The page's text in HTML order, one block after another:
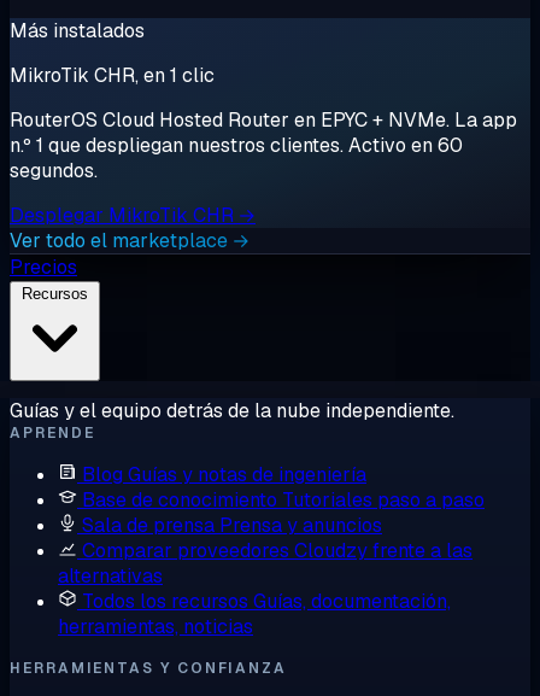
Más instalados
MikroTik CHR, en 1 clic
RouterOS Cloud Hosted Router en EPYC + NVMe. La app
n.º 1 que despliegan nuestros clientes. Activo en 60
segundos.
Desplegar MikroTik CHR →
Ver todo el marketplace →
Precios
Guías y el equipo detrás de la nube independiente.
APRENDE
Blog Guías y notas de ingeniería
Base de conocimiento Tutoriales paso a paso
Sala de prensa Prensa y anuncios
Comparar proveedores Cloudzy frente a las
alternativas
Todos los recursos Guías, documentación,
herramientas, noticias
HERRAMIENTAS Y CONFIANZA